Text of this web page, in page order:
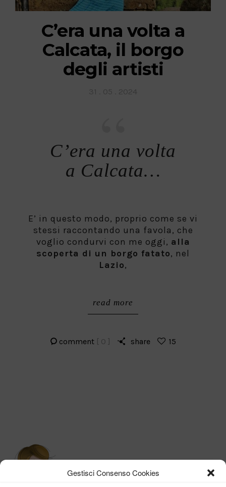
Gestisci Consenso Cookies
C’era una volta a
Calcata, il borgo
degli artisti
C’era una volta
a Calcata…
E’ in questo modo, proprio come se vi
stessi raccontando una favola, che
voglio condurvi con me oggi, alla
scoperta di un borgo fatato, nel
Lazio,
read more
comment [ 0 ] share 15